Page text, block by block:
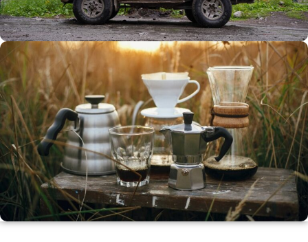
ARAÇ AKSESUARLARI
SATIŞ VE MONTAJ
Keşfet